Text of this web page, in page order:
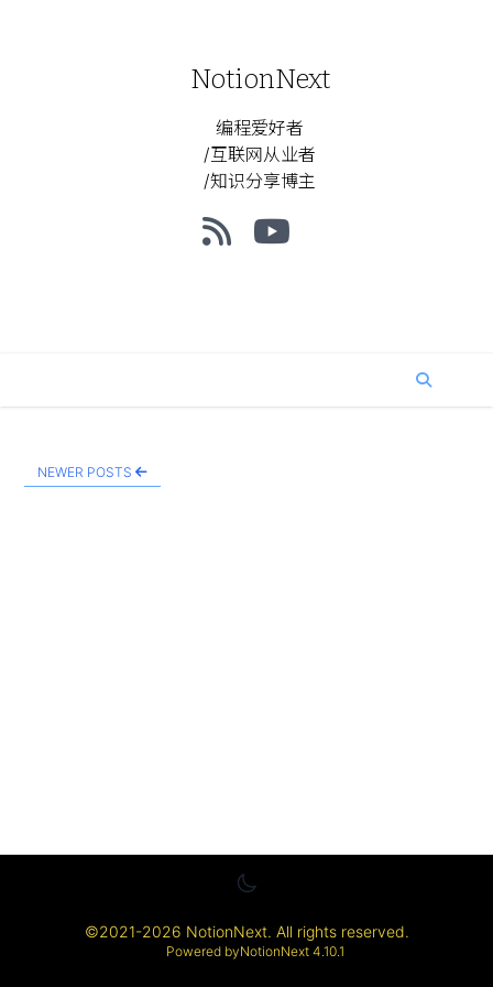
NotionNext
编程爱好者
/互联网从业者
/知识分享博主
NEWER POSTS
©2021-2026 NotionNext. All rights reserved.
Powered byNotionNext 4.10.1